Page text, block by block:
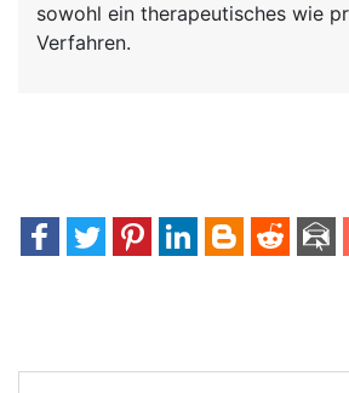
sowohl ein therapeutisches wie
Verfahren.